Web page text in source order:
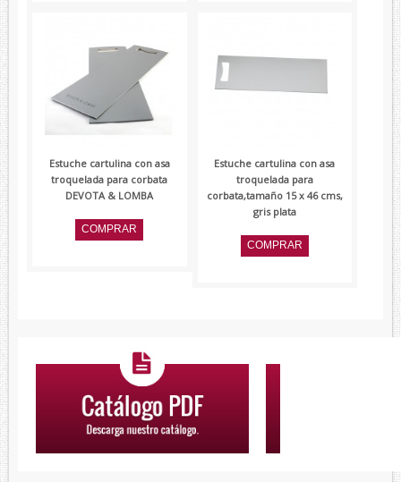
Estuche cartulina con asa
troquelada para corbata
DEVOTA & LOMBA
Estuche cartulina con asa
troquelada para
corbata,tamaño 15 x 46 cms,
gris plata